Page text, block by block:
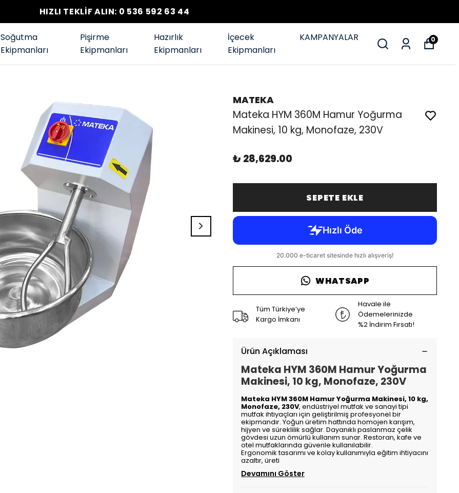
HIZLI TEKLİF ALIN: 0 536 592 63 44
Soğutma
Ekipmanları
Pişirme
Ekipmanları
Hazırlık
Ekipmanları
İçecek
Ekipmanları
KAMPANYALAR 0
MATEKA
Mateka HYM 360M Hamur Yoğurma
Makinesi, 10 kg, Monofaze, 230V
₺ 28,629.00
SEPETE EKLE
WHATSAPP
Tüm Türkiye’ye
Kargo İmkanı
Havale ile
Ödemelerinizde
%2 İndirim Fırsatı!
Ürün Açıklaması
Mateka HYM 360M Hamur Yoğurma
Makinesi, 10 kg, Monofaze, 230V
Mateka HYM 360M Hamur Yoğurma Makinesi, 10 kg,
Monofaze, 230V, endüstriyel mutfak ve sanayi tipi
mutfak ihtiyaçları için geliştirilmiş profesyonel bir
ekipmandır. Yoğun üretim hattında homojen karışım,
hijyen ve süreklilik sağlar. Dayanıklı paslanmaz çelik
gövdesi uzun ömürlü kullanım sunar. Restoran, kafe ve
otel mutfaklarında güvenle kullanılabilir.
Ergonomik tasarımı ve kolay kullanımıyla eğitim ihtiyacını
azaltır, üreti
Devamını Göster